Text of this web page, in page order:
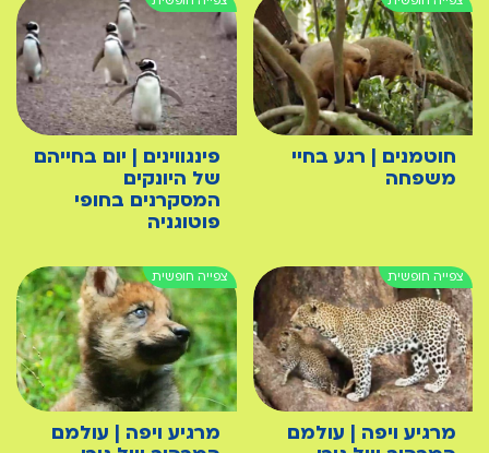
חוטמנים | רגע בחיי
משפחה
פינגווינים | יום בחייהם
של היונקים
המסקרנים בחופי
פוטוגניה
מרגיע ויפה | עולמם
מרגיע ויפה | עולמם